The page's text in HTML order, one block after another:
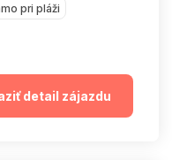
pri pláži
detail zájazdu